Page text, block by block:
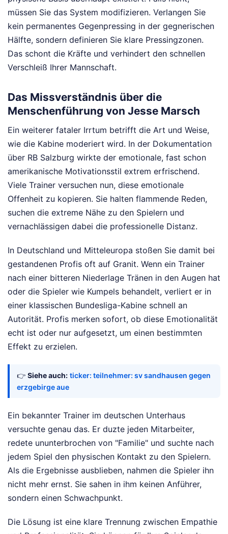
müssen Sie das System modifizieren. Verlangen Sie
kein permanentes Gegenpressing in der gegnerischen
Hälfte, sondern definieren Sie klare Pressingzonen.
Das schont die Kräfte und verhindert den schnellen
Verschleiß Ihrer Mannschaft.
Das Missverständnis über die
Menschenführung von Jesse Marsch
Ein weiterer fataler Irrtum betrifft die Art und Weise,
wie die Kabine moderiert wird. In der Dokumentation
über RB Salzburg wirkte der emotionale, fast schon
amerikanische Motivationsstil extrem erfrischend.
Viele Trainer versuchen nun, diese emotionale
Offenheit zu kopieren. Sie halten flammende Reden,
suchen die extreme Nähe zu den Spielern und
vernachlässigen dabei die professionelle Distanz.
In Deutschland und Mitteleuropa stoßen Sie damit bei
gestandenen Profis oft auf Granit. Wenn ein Trainer
nach einer bitteren Niederlage Tränen in den Augen hat
oder die Spieler wie Kumpels behandelt, verliert er in
einer klassischen Bundesliga-Kabine schnell an
Autorität. Profis merken sofort, ob diese Emotionalität
echt ist oder nur aufgesetzt, um einen bestimmten
Effekt zu erzielen.
👉 Siehe auch: ticker: teilnehmer: sv sandhausen gegen
erzgebirge aue
Ein bekannter Trainer im deutschen Unterhaus
versuchte genau das. Er duzte jeden Mitarbeiter,
redete ununterbrochen von "Familie" und suchte nach
jedem Spiel den physischen Kontakt zu den Spielern.
Als die Ergebnisse ausblieben, nahmen die Spieler ihn
nicht mehr ernst. Sie sahen in ihm keinen Anführer,
sondern einen Schwachpunkt.
Die Lösung ist eine klare Trennung zwischen Empathie